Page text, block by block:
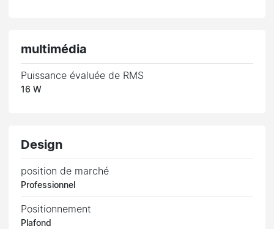
multimédia
Puissance évaluée de RMS
16 W
Design
position de marché
Professionnel
Positionnement
Plafond